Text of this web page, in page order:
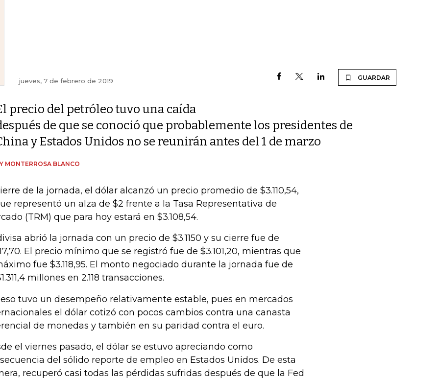
jueves, 7 de febrero de 2019 GUARDAR
precio del petróleo tuvo una caída
de que se conoció que probablemente los presidentes de
y Estados Unidos no se reunirán antes del 1 de marzo
MONTERROSA BLANCO
de la jornada, el dólar alcanzó un precio promedio de $3.110,54,
representó un alza de $2 frente a la Tasa Representativa de
(TRM) que para hoy estará en $3.108,54.
abrió la jornada con un precio de $3.1150 y su cierre fue de
El precio mínimo que se registró fue de $3.101,20, mientras que
fue $3.118,95. El monto negociado durante la jornada fue de
millones en 2.118 transacciones.
tuvo un desempeño relativamente estable, pues en mercados
el dólar cotizó con pocos cambios contra una canasta
de monedas y también en su paridad contra el euro.
el viernes pasado, el dólar se estuvo apreciando como
del sólido reporte de empleo en Estados Unidos. De esta
recuperó casi todas las pérdidas sufridas después de que la Fed